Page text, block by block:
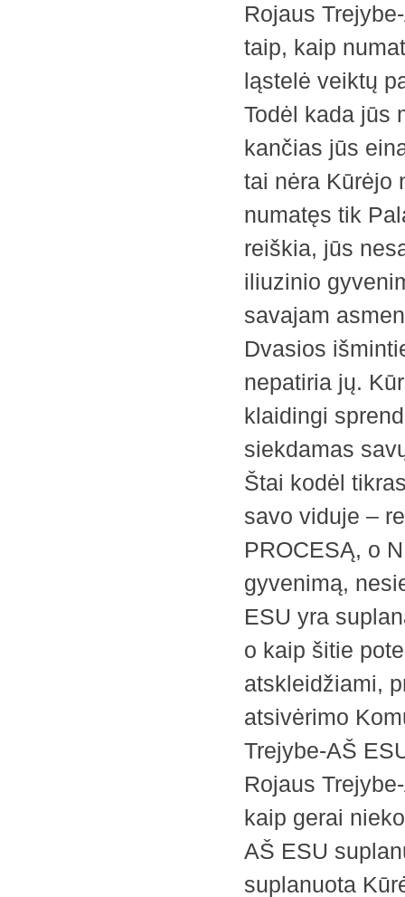
Rojaus
taip, kaip
ląstelė veiktų
Todėl kada jūs
kančias jūs
tai nėra Kūrėjo
numatęs tik
reiškia, jūs
iliuzinio
savajam
Dvasios
nepatiria jų.
klaidingi
siekdamas
Štai kodėl
savo viduje –
PROCESĄ, o
gyvenimą,
ESU yra
o kaip šitie
atskleidžiami,
atsivėrimo
Trejybe-AŠ
Rojaus
kaip gerai
AŠ ESU
suplanuota